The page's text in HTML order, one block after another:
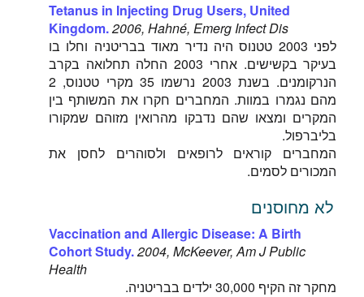
Tetanus in Injecting Drug Users, United
Kingdom.2006, Hahné, Emerg Infect Dis
לפני 2003 טטנוס היה נדיר מאוד בבריטניה וחלו בו
בעיקר בקשישים. אחרי 2003 החלה תחלואה בקרב
הנרקומנים. בשנת 2003 נרשמו 35 מקרי טטנוס, 2
מהם נגמרו במוות. המחברים חקרו את המשותף בין
המקרים ומצאו שהם נדבקו מהרואין מזוהם שמקורו
בליברפול.
המחברים קוראים לרופאים ולסוהרים לחסן את
המכורים לסמים.
לא מחוסנים
Vaccination and Allergic Disease: A Birth
Cohort Study.2004, McKeever, Am J Public
Health
מחקר זה הקיף 30,000 ילדים בבריטניה.